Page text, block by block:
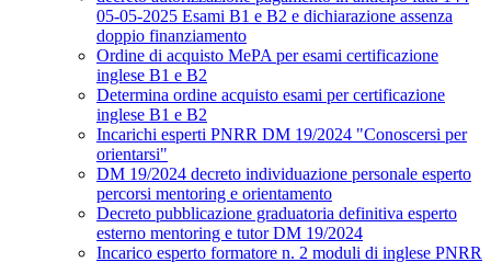
05-05-2025 Esami B1 e B2 e dichiarazione assenza
doppio finanziamento
Ordine di acquisto MePA per esami certificazione
inglese B1 e B2
Determina ordine acquisto esami per certificazione
inglese B1 e B2
Incarichi esperti PNRR DM 19/2024 "Conoscersi per
orientarsi"
DM 19/2024 decreto individuazione personale esperto
percorsi mentoring e orientamento
Decreto pubblicazione graduatoria definitiva esperto
esterno mentoring e tutor DM 19/2024
Incarico esperto formatore n. 2 moduli di inglese PNRR